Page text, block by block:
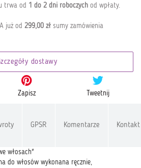
trwa od 1 do 2 dni roboczych od wpłaty.
już od299,00 zł sumy zamówienia
dostawy
Zapisz Tweetnij
GPSR Komentarze Kontakt
włosach"
do włosów wykonana ręcznie,